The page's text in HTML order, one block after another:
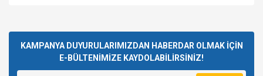
Yorum Yaz
kullanarak tarafımıza iletebilirsiniz.
Görüş ve önerileriniz için teşekkür ederiz.
Ürün resmi kalitesiz, bozuk veya görüntülenemiyor.
KAMPANYA DUYURULARIMIZDAN HABERDAR OLMAK İÇİN
E-BÜLTENİMİZE KAYDOLABİLİRSİNİZ!